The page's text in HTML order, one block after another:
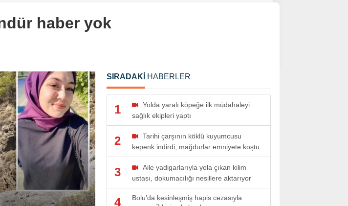
haber yok
SIRADAKİ HABERLER
1
Yolda yaralı köpeğe ilk müdahaleyi
sağlık ekipleri yaptı
2
Tarihi çarşının köklü kuyumcusu
kepenk indirdi, mağdurlar emniyete koştu
3
Aile yadigarlarıyla yola çıkan kilim
ustası, dokumacılığı nesillere aktarıyor
4
Bolu’da kesinleşmiş hapis cezasıyla